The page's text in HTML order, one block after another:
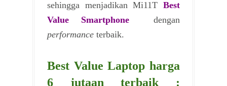
sehingga menjadikan Mi11T Best
Value Smartphone
dengan
performance terbaik.
Best Value Laptop harga
6 jutaan terbaik :